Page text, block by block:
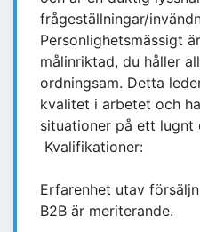
frågeställningar/
Personlighetsmässigt
målinriktad, du håller
ordningsam. Detta
kvalitet i arbetet och
situationer på ett lugnt
Kvalifikationer:
Erfarenhet utav
B2B är meriterande.